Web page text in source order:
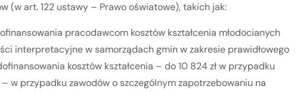
(w art. 122 ustawy – Prawo oświatowe), takich jak:
pracodawcom kosztów kształcenia młodocianych
interpretacyjne w samorządach gmin w zakresie prawidłowego
kosztów kształcenia – do 10 824 zł w przypadku
– w przypadku zawodów o szczególnym zapotrzebowaniu na